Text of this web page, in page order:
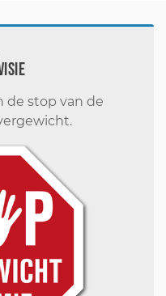
de stop van de